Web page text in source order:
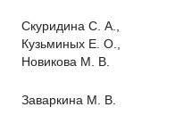
Скуридина С. А.,
Кузьминых Е. О.,
Новикова М. В.
Заваркина М. В.